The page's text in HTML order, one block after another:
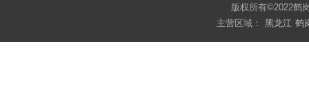
版权所有©2022鹤
主营区域：
黑龙江 鹤